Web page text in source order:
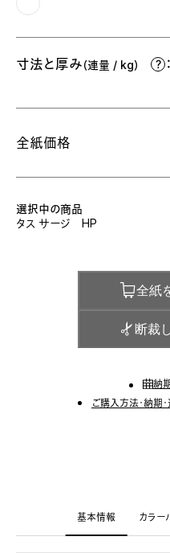
寸法と厚み（連量 / kg） ：
全紙価格
選択中の商品
タス サージ HP
全紙
断裁
納
ご購入方法・納期
基本情報 カラー